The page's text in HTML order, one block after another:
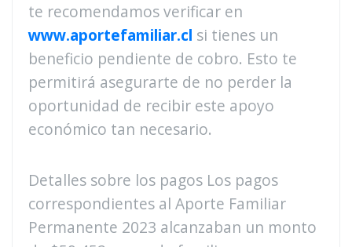
te recomendamos verificar en
www.aportefamiliar.cl si tienes un
beneficio pendiente de cobro. Esto te
permitirá asegurarte de no perder la
oportunidad de recibir este apoyo
económico tan necesario.
Detalles sobre los pagos Los pagos
correspondientes al Aporte Familiar
Permanente 2023 alcanzaban un monto